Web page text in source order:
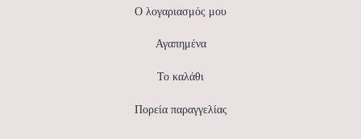
Ο λογαριασμός μου
Αγαπημένα
Το καλάθι
Πορεία παραγγελίας